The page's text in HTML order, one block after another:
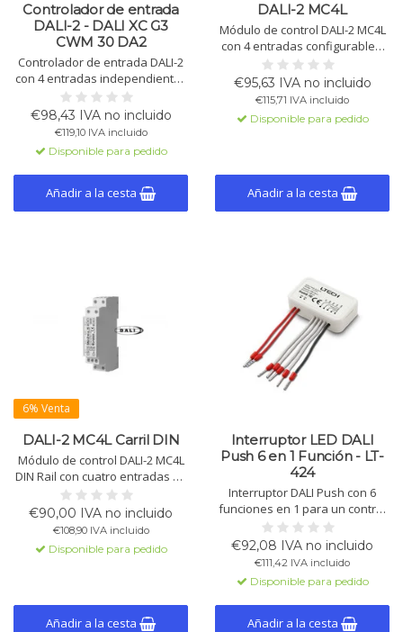
Controlador de entrada
DALI-2 - DALI XC G3
CWM 30 DA2
Controlador de entrada DALI-2
con 4 entradas independientes
para contactos flotantes o
pulsadores. Alimentado a
través de la línea DALI-2,
compatible con Application
Controllers DALI-2. Incluye
cables de conexión de 25 cm.
€98,43 IVA no incluido
€119,10 IVA incluido
Disponible para pedido
Añadir a la cesta
DALI-2 MC4L
Módulo de control DALI-2 MC4L
con 4 entradas configurables.
Soporta atenuación,
conmutación, escenas, control
de temperatura de color y RGB.
Instalación y configuración
sencilla vía DALI Cockpit y NFC.
€95,63 IVA no incluido
€115,71 IVA incluido
Disponible para pedido
Añadir a la cesta
6% Venta
DALI-2 MC4L Carril DIN
Módulo de control DALI-2 MC4L
DIN Rail con cuatro entradas de
conmutación independientes
para voltaje de red. Soporta
regulación, conmutación,
escenas y gestión de color
RGBW a través de DALI-2. Apto
€90,00 IVA no incluido
€108,90 IVA incluido
Disponible para pedido
Añadir a la cesta
Interruptor LED DALI
Push 6 en 1 Función - LT-
424
Interruptor DALI Push con 6
funciones en 1 para un control
de iluminación flexible. No
necesita fuente de
alimentación externa, conexión
directa al bus DALI. Compacto,
fácil de instalar, ideal para
hogar, oficina, hotel y tienda.
€92,08 IVA no incluido
€111,42 IVA incluido
Disponible para pedido
Añadir a la cesta